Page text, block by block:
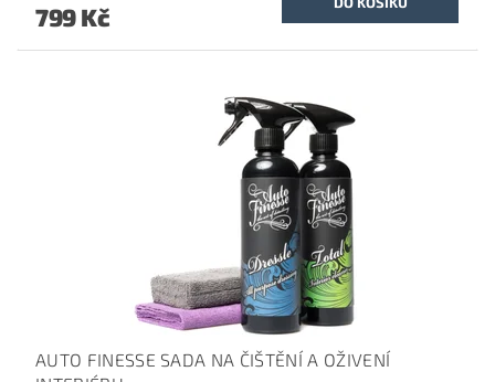
799 Kč
AUTO FINESSE SADA NA ČIŠTĚNÍ A OŽIVENÍ